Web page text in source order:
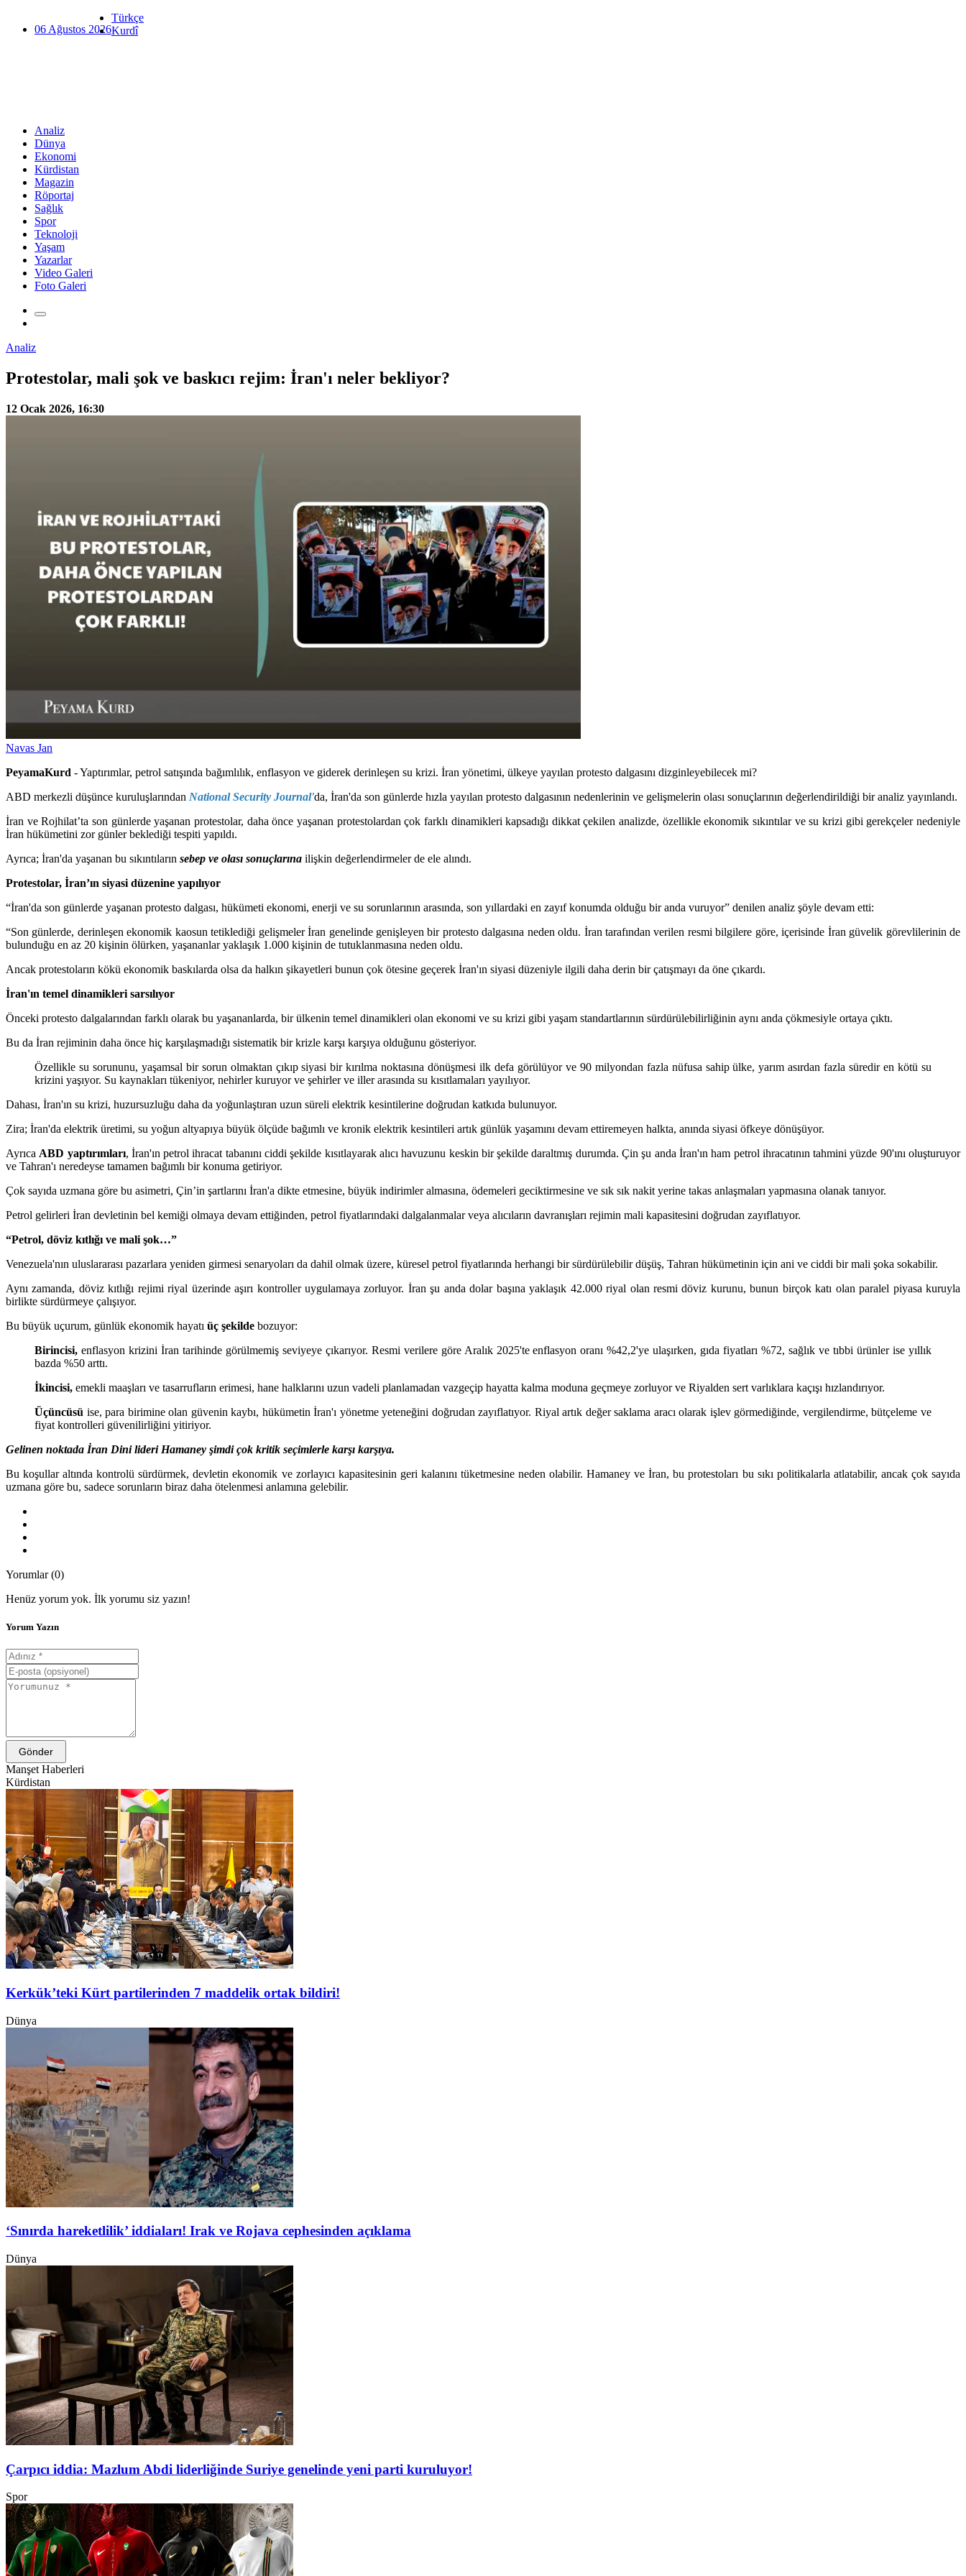
06 Ağustos 2026
Türkçe
Kurdî
Analiz
Dünya
Ekonomi
Kürdistan
Magazin
Röportaj
Sağlık
Spor
Teknoloji
Yaşam
Yazarlar
Video Galeri
Foto Galeri
Analiz
Protestolar, mali şok ve baskıcı rejim: İran'ı neler bekliyor?
12 Ocak 2026, 16:30
Navas Jan
PeyamaKurd - Yaptırımlar, petrol satışında bağımlılık, enflasyon ve giderek derinleşen su krizi. İran yönetimi, ülkeye yayılan protesto dalgasını dizginleyebilecek mi?
ABD merkezli düşünce kuruluşlarından National Security Journal'da, İran'da son günlerde hızla yayılan protesto dalgasının nedenlerinin ve gelişmelerin olası sonuçlarının değerlendirildiği bir analiz yayınlandı.
İran ve Rojhilat’ta son günlerde yaşanan protestolar, daha önce yaşanan protestolardan çok farklı dinamikleri kapsadığı dikkat çekilen analizde, özellikle ekonomik sıkıntılar ve su krizi gibi gerekçeler nedeniyle
İran hükümetini zor günler beklediği tespiti yapıldı.
Ayrıca; İran'da yaşanan bu sıkıntıların sebep ve olası sonuçlarına ilişkin değerlendirmeler de ele alındı.
Protestolar, İran’ın siyasi düzenine yapılıyor
“İran'da son günlerde yaşanan protesto dalgası, hükümeti ekonomi, enerji ve su sorunlarının arasında, son yıllardaki en zayıf konumda olduğu bir anda vuruyor” denilen analiz şöyle devam etti:
“Son günlerde, derinleşen ekonomik kaosun tetiklediği gelişmeler İran genelinde genişleyen bir protesto dalgasına neden oldu. İran tarafından verilen resmi bilgilere göre, içerisinde İran güvelik görevlilerinin de
bulunduğu en az 20 kişinin ölürken, yaşananlar yaklaşık 1.000 kişinin de tutuklanmasına neden oldu.
Ancak protestoların kökü ekonomik baskılarda olsa da halkın şikayetleri bunun çok ötesine geçerek İran'ın siyasi düzeniyle ilgili daha derin bir çatışmayı da öne çıkardı.
İran'ın temel dinamikleri sarsılıyor
Önceki protesto dalgalarından farklı olarak bu yaşananlarda, bir ülkenin temel dinamikleri olan ekonomi ve su krizi gibi yaşam standartlarının sürdürülebilirliğinin aynı anda çökmesiyle ortaya çıktı.
Bu da İran rejiminin daha önce hiç karşılaşmadığı sistematik bir krizle karşı karşıya olduğunu gösteriyor.
Özellikle su sorununu, yaşamsal bir sorun olmaktan çıkıp siyasi bir kırılma noktasına dönüşmesi ilk defa görülüyor ve 90 milyondan fazla nüfusa sahip ülke, yarım asırdan fazla süredir en kötü su
krizini yaşıyor. Su kaynakları tükeniyor, nehirler kuruyor ve şehirler ve iller arasında su kısıtlamaları yayılıyor.
Dahası, İran'ın su krizi, huzursuzluğu daha da yoğunlaştıran uzun süreli elektrik kesintilerine doğrudan katkıda bulunuyor.
Zira; İran'da elektrik üretimi, su yoğun altyapıya büyük ölçüde bağımlı ve kronik elektrik kesintileri artık günlük yaşamını devam ettiremeyen halkta, anında siyasi öfkeye dönüşüyor.
Ayrıca ABD yaptırımları, İran'ın petrol ihracat tabanını ciddi şekilde kısıtlayarak alıcı havuzunu keskin bir şekilde daraltmış durumda. Çin şu anda İran'ın ham petrol ihracatının tahmini yüzde 90'ını oluşturuyor
ve Tahran'ı neredeyse tamamen bağımlı bir konuma getiriyor.
Çok sayıda uzmana göre bu asimetri, Çin’in şartlarını İran'a dikte etmesine, büyük indirimler almasına, ödemeleri geciktirmesine ve sık sık nakit yerine takas anlaşmaları yapmasına olanak tanıyor.
Petrol gelirleri İran devletinin bel kemiği olmaya devam ettiğinden, petrol fiyatlarındaki dalgalanmalar veya alıcıların davranışları rejimin mali kapasitesini doğrudan zayıflatıyor.
“Petrol, döviz kıtlığı ve mali şok…”
Venezuela'nın uluslararası pazarlara yeniden girmesi senaryoları da dahil olmak üzere, küresel petrol fiyatlarında herhangi bir sürdürülebilir düşüş, Tahran hükümetinin için ani ve ciddi bir mali şoka sokabilir.
Aynı zamanda, döviz kıtlığı rejimi riyal üzerinde aşırı kontroller uygulamaya zorluyor. İran şu anda dolar başına yaklaşık 42.000 riyal olan resmi döviz kurunu, bunun birçok katı olan paralel piyasa kuruyla
birlikte sürdürmeye çalışıyor.
Bu büyük uçurum, günlük ekonomik hayatı üç şekilde bozuyor:
Birincisi, enflasyon krizini İran tarihinde görülmemiş seviyeye çıkarıyor. Resmi verilere göre Aralık 2025'te enflasyon oranı %42,2'ye ulaşırken, gıda fiyatları %72, sağlık ve tıbbi ürünler ise yıllık
bazda %50 arttı.
İkincisi, emekli maaşları ve tasarrufların erimesi, hane halklarını uzun vadeli planlamadan vazgeçip hayatta kalma moduna geçmeye zorluyor ve Riyalden sert varlıklara kaçışı hızlandırıyor.
Üçüncüsü ise, para birimine olan güvenin kaybı, hükümetin İran'ı yönetme yeteneğini doğrudan zayıflatıyor. Riyal artık değer saklama aracı olarak işlev görmediğinde, vergilendirme, bütçeleme ve
fiyat kontrolleri güvenilirliğini yitiriyor.
Gelinen noktada İran Dini lideri Hamaney şimdi çok kritik seçimlerle karşı karşıya.
Bu koşullar altında kontrolü sürdürmek, devletin ekonomik ve zorlayıcı kapasitesinin geri kalanını tüketmesine neden olabilir. Hamaney ve İran, bu protestoları bu sıkı politikalarla atlatabilir, ancak çok sayıda
uzmana göre bu, sadece sorunların biraz daha ötelenmesi anlamına gelebilir.
Yorumlar (0)
Henüz yorum yok. İlk yorumu siz yazın!
Yorum Yazın
Gönder
Manşet Haberleri
Kürdistan
Kerkük’teki Kürt partilerinden 7 maddelik ortak bildiri!
Dünya
‘Sınırda hareketlilik’ iddiaları! Irak ve Rojava cephesinden açıklama
Dünya
Çarpıcı iddia: Mazlum Abdi liderliğinde Suriye genelinde yeni parti kuruluyor!
Spor